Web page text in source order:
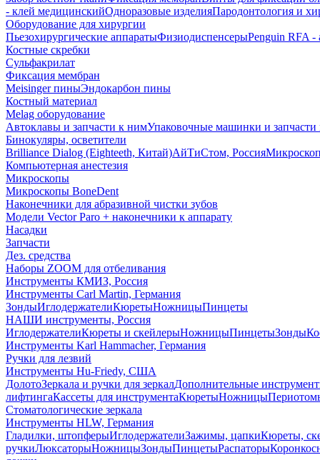
- клей медицинскийОдноразовые изделияПародонтология и
Оборудование для хирургии
Пьезохирургические аппаратыФизиодиспенсерыPenguin RFA -
Костные скребки
Сульфакрилат
Фиксация мембран
Meisinger пиныЭндокарбон пины
Костный материал
Melag оборудование
Автоклавы и запчасти к нимУпаковочные машинки и
Бинокуляры, осветители
Brilliance Dialog (Eighteeth, Китай)АйТиСтом, Россия
Компьютерная анестезия
Микроскопы
Микроскопы BoneDent
Наконечники для абразивной чистки зубов
Модели Vector Paro + наконечники к аппарату
Насадки
Запчасти
Дез. средства
Наборы ZOOM для отбеливания
Инструменты КМИЗ, Россия
Инструменты Carl Martin, Германия
ЗондыИглодержателиКюретыНожницыПинцеты
НАШИ инструменты, Россия
ИглодержателиКюреты и скейлерыНожницыПинцетыЗонды
Инструменты Karl Hammacher, Германия
Ручки для лезвий
Инструменты Hu-Friedy, США
ДолотоЗеркала и ручки для зеркалДополнительные
лифтингаКассеты для инструментаКюретыНожницы
Стоматологические зеркала
Инструменты HLW, Германия
Гладилки, штопферыИглодержателиЗажимы, цапкиКюреты,
ручкиЛюксаторыНожницыЗондыПинцетыРаспаторы